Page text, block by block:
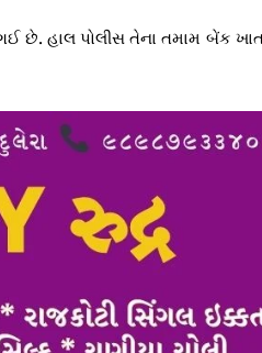
છે. હાલ પોલીસ તેના તમામ બેંક